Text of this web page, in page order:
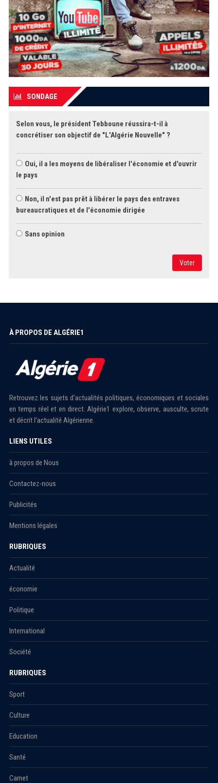
SONDAGE
Selon vous, le président Tebboune réussira-t-il à
concrétiser son objectif de "L'Algérie Nouvelle" ?
Oui, il a les moyens de libéraliser l'économie et d'ouvrir
le pays
Non, il n'est pas prêt à libérer le pays des entraves
bureaucratiques et de l'économie dirigée
Sans opinion
Voter
À PROPOS DE ALGÉRIE1
Retrouvez les sujets d'actualités politiques, économiques et sociales
en temps réel et en direct. Algérie1 explore, observe, ausculte, scrute
et décrit l'actualité Algérienne.
LIENS UTILES
à propos de Nous
Contactez-nous
Publicités
Mentions légales
RUBRIQUES
Actualité
économie
Politique
International
Société
RUBRIQUES
Sport
Culture
Education
Santé
Carnet